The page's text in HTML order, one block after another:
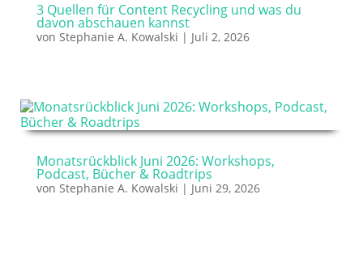
3 Quellen für Content Recycling und was du
davon abschauen kannst
von Stephanie A. Kowalski | Juli 2, 2026
Monatsrückblick Juni 2026: Workshops,
Podcast, Bücher & Roadtrips
von Stephanie A. Kowalski | Juni 29, 2026